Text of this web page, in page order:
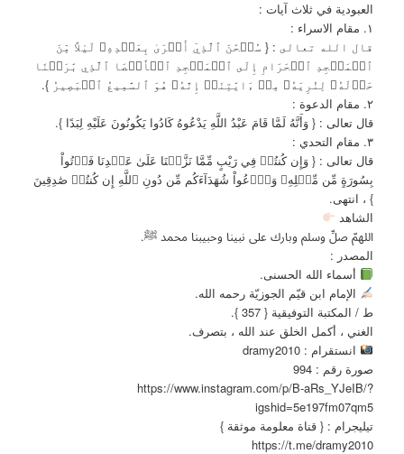
العبودية في ثلاث آيات :
١. مقام الاسراء :
قال الله تعالى : { سُبۡحَٰنَ ٱلَّذِيٓ أَسۡرَىٰ بِعَبۡدِهِۦ لَيْلاً مِّنَ
ٱلۡمَسۡجِدِ ٱلۡحَرَامِ إِلَى ٱلۡمَسۡجِدِ ٱلۡأَقۡصَا ٱلَّذِي بَٰرَكۡنَا
حَوۡلَهُۥ لِنُرِيَهُۥ مِنۡ ءَايَٰتِنَآۚ إِنَّهُۥ هُوَ ٱلسَّمِيعُ ٱلۡبَصِيرُ }.
٢. مقام الدعوة :
قال تعالى : { وَأَنَّهُ لَمَّا قَامَ عَبْدُ اللَّهِ يَدْعُوهُ كَادُوا يَكُونُونَ عَلَيْهِ لِبَدًا }.
٣. مقام التحدي :
قال تعالى : { وَإِن كُنتُمۡ فِي رَيْبٍ مِّمَّا نَزَّلۡنَا عَلَىٰ عَبۡدِنَا فَأۡتُواْ
بِسُورَةٍ مِّن مِّثۡلِهِۦ وَٱدۡعُواْ شُهَدَآءَكُم مِّن دُونِ ٱللَّهِ إِن كُنتُمۡ صَٰدِقِينَ
} ، انتهى.
الشاهد
اللهمّ صلﱢ وسلم وبارك على نبينا وحبيبنا محمد ﷺ.
المصدر :
أسماء الله الحسنى.
الإمام ابن قيّم الجوزيّة رحمه الله.
ط / المكتبة التوفيقية { 357 }.
الغني ، أكمل الخلق عند الله ، بتصرف.
انستقرام : dramy2010
صورة رقم : 994
https://www.instagram.com/p/B-aRs_YJeIB/?
igshid=5e197fm07qm5
تيليجرام : { قناة معلومة موثقة }
https://t.me/dramy2010